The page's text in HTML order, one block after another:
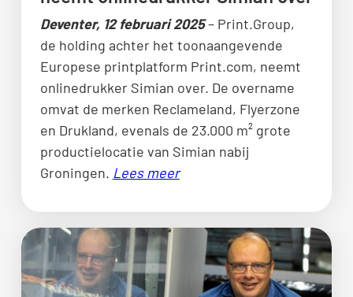
Deventer, 12 februari 2025– Print.Group,
de holding achter het toonaangevende
Europese printplatform Print.com, neemt
onlinedrukker Simian over. De overname
omvat de merken Reclameland, Flyerzone
en Drukland, evenals de 23.000 m² grote
productielocatie van Simian nabij
Groningen. Lees meer